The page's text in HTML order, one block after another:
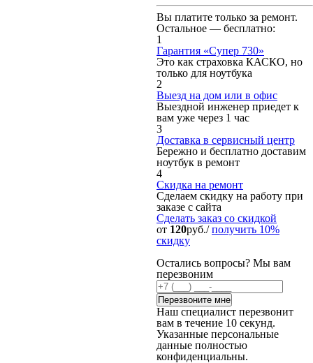
Вы платите только за ремонт.
Остальное — бесплатно:
1
Гарантия «Супер 730»
Это как страховка КАСКО, но
только для ноутбука
2
Выезд на дом или в офис
Выездной инженер приедет к
вам уже через 1 час
3
Доставка в сервисный центр
Бережно и бесплатно доставим
ноутбук в ремонт
4
Скидка на ремонт
Сделаем скидку на работу при
заказе с сайта
Сделать заказ со скидкой
от 120руб./получить 10%
скидку
Остались вопросы? Мы вам
перезвоним
Наш специалист перезвонит
вам в течение 10 секунд.
Указанные персональные
данные полностью
конфиденциальны.